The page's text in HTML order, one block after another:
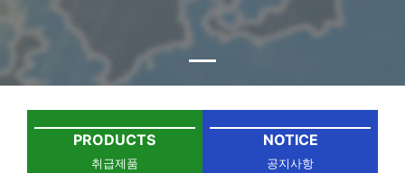
PRODUCTS
취급제품
NOTICE
공지사항